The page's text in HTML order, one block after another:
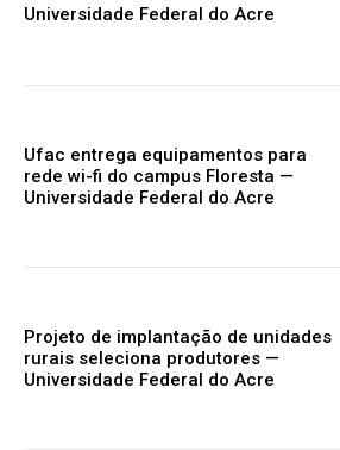
Universidade Federal do Acre
Ufac entrega equipamentos para
rede wi-fi do campus Floresta —
Universidade Federal do Acre
Projeto de implantação de unidades
rurais seleciona produtores —
Universidade Federal do Acre